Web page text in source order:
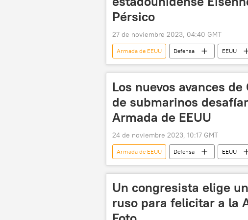
Pérsico
27 de noviembre 2023, 04:40 GMT
Armada de EEUU Defensa EEUU
Mando Central de los Estados Unidos
Los nuevos avances
de submarinos
Armada de EEUU
24 de noviembre 2023, 10:17 GMT
Armada de EEUU Defensa EEUU
submarinos
submarinos nucleares
Un congresista elige
ruso para felicitar a la